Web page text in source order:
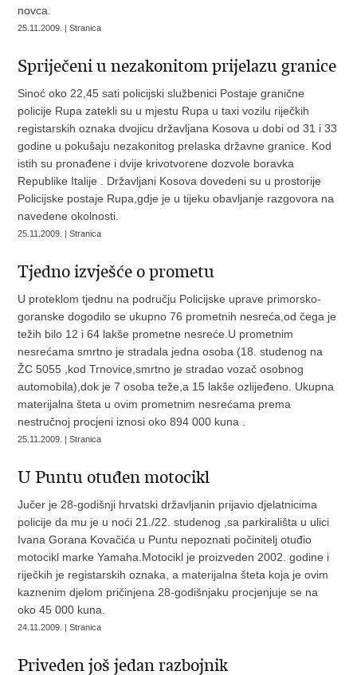
novca.
25.11.2009. | Stranica
Spriječeni u nezakonitom prijelazu granice
Sinoć oko 22,45 sati policijski službenici Postaje granične
policije Rupa zatekli su u mjestu Rupa u taxi vozilu riječkih
registarskih oznaka dvojicu državljana Kosova u dobi od 31 i 33
godine u pokušaju nezakonitog prelaska državne granice. Kod
istih su pronađene i dvije krivotvorene dozvole boravka
Republike Italije . Državljani Kosova dovedeni su u prostorije
Policijske postaje Rupa,gdje je u tijeku obavljanje razgovora na
navedene okolnosti.
25.11.2009. | Stranica
Tjedno izvješće o prometu
U proteklom tjednu na području Policijske uprave primorsko-
goranske dogodilo se ukupno 76 prometnih nesreća,od čega je
težih bilo 12 i 64 lakše prometne nesreće.U prometnim
nesrećama smrtno je stradala jedna osoba (18. studenog na
ŽC 5055 ,kod Trnovice,smrtno je stradao vozač osobnog
automobila),dok je 7 osoba teže,a 15 lakše ozlijeđeno. Ukupna
materijalna šteta u ovim prometnim nesrećama prema
nestručnoj procjeni iznosi oko 894 000 kuna .
25.11.2009. | Stranica
U Puntu otuđen motocikl
Jučer je 28-godišnji hrvatski državljanin prijavio djelatnicima
policije da mu je u noći 21./22. studenog ,sa parkirališta u ulici
Ivana Gorana Kovačića u Puntu nepoznati počinitelj otuđio
motocikl marke Yamaha.Motocikl je proizveden 2002. godine i
riječkih je registarskih oznaka, a materijalna šteta koja je ovim
kaznenim djelom pričinjena 28-godišnjaku procjenjuje se na
oko 45 000 kuna.
24.11.2009. | Stranica
Priveden još jedan razbojnik